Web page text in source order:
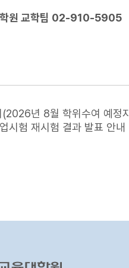
학원 교학팀 02-910-5905
년 8월 학위수여 예정
시험 재시험 결과 발표 안내